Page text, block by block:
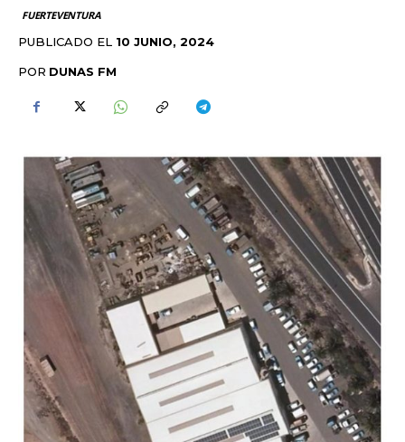
FUERTEVENTURA
PUBLICADO EL 10 JUNIO, 2024
POR DUNAS FM